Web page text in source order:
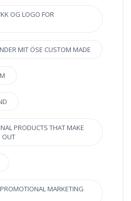
OG LOGO FOR
MIT ÖSE CUSTOM MADE
PRODUCTS THAT MAKE
OUT
MARKETING